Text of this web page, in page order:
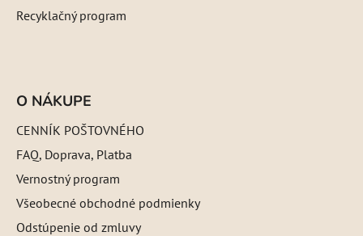
Recyklačný program
O NÁKUPE
CENNÍK POŠTOVNÉHO
FAQ, Doprava, Platba
Vernostný program
Všeobecné obchodné podmienky
Odstúpenie od zmluvy